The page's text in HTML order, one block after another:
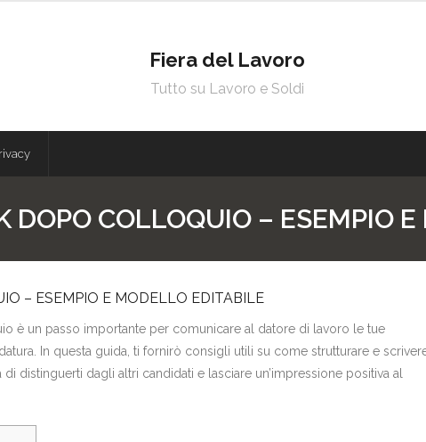
Fiera del Lavoro
Tutto su Lavoro e Soldi
DOPO COLLOQUIO – ESEMPIO
– ESEMPIO E MODELLO EDITABILE
è un passo importante per comunicare al datore di lavoro le tue
In questa guida, ti fornirò consigli utili su come strutturare e
distinguerti dagli altri candidati e lasciare un’impressione positiva al